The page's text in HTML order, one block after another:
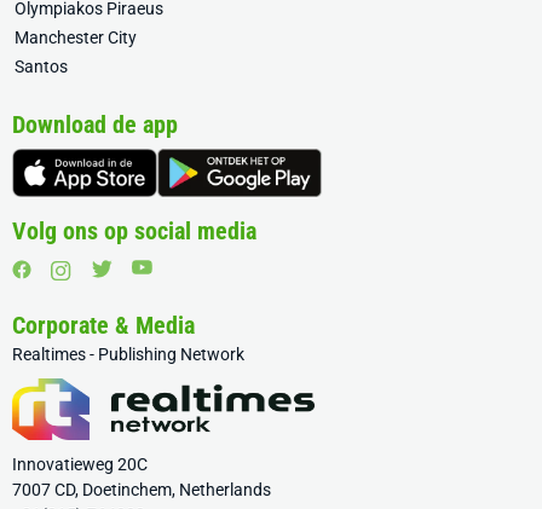
Olympiakos Piraeus
Manchester City
Santos
Download de app
Volg ons op social media
Corporate & Media
Realtimes - Publishing Network
Innovatieweg 20C
7007 CD, Doetinchem, Netherlands